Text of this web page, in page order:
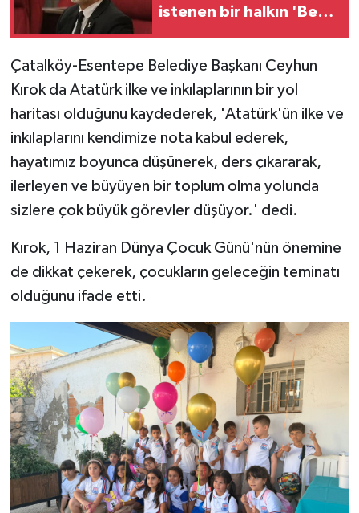
istenen bir halkın 'Ben
edeceğim' dediği yer
Çatalköy-Esentepe Belediye Başkanı Ceyhun
Kırok da Atatürk ilke ve inkılaplarının bir yol
haritası olduğunu kaydederek, 'Atatürk'ün ilke ve
inkılaplarını kendimize nota kabul ederek,
hayatımız boyunca düşünerek, ders çıkararak,
ilerleyen ve büyüyen bir toplum olma yolunda
sizlere çok büyük görevler düşüyor.' dedi.
Kırok, 1 Haziran Dünya Çocuk Günü'nün önemine
de dikkat çekerek, çocukların geleceğin teminatı
olduğunu ifade etti.